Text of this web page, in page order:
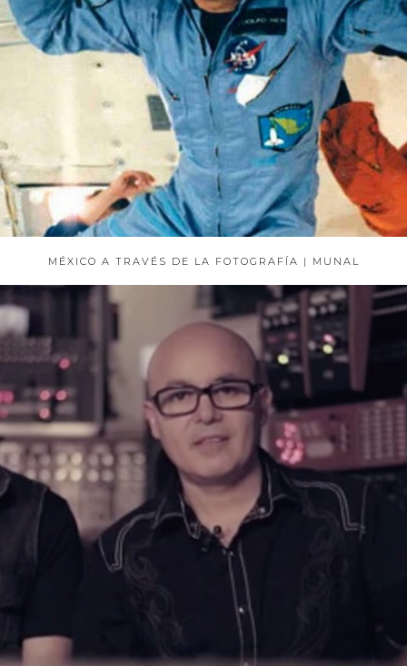
MÉXICO A TRAVÉS DE LA FOTOGRAFÍA | MUNAL